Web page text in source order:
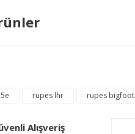
eksik bilgiler bulunuyor.
rupes lhr rupes bigfoot
Alışveriş